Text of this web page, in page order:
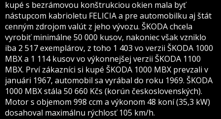
kupé s bezrámovou konštrukciou okien mala byť
nástupcom kabrioletu FELICIA a pre automobilku aj štát
cenným zdrojom valút z jeho vývozu. ŠKODA chcela
vyrobiť minimálne 50 000 kusov, nakoniec však vzniklo
iba 2 517 exemplárov, z toho 1 403 vo verzii ŠKODA 1000
MBX a 1 114 kusov vo výkonnejšej verzii ŠKODA 1100
MBX. Prví zákazníci si kupé ŠKODA 1000 MBX prevzali v
januári 1967, automobil sa vyrábal do roku 1969. ŠKODA
1000 MBX stála 50 660 Kčs (korún československých).
Motor s objemom 998 ccm a výkonom 48 koní (35,3 kW)
dosahoval maximálnu rýchlosť 105 km/h.